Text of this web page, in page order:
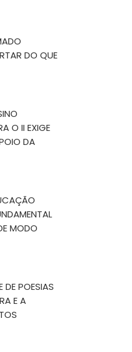
DO QUE
O II EXIGE
DA
MODO
DE POESIAS
E A